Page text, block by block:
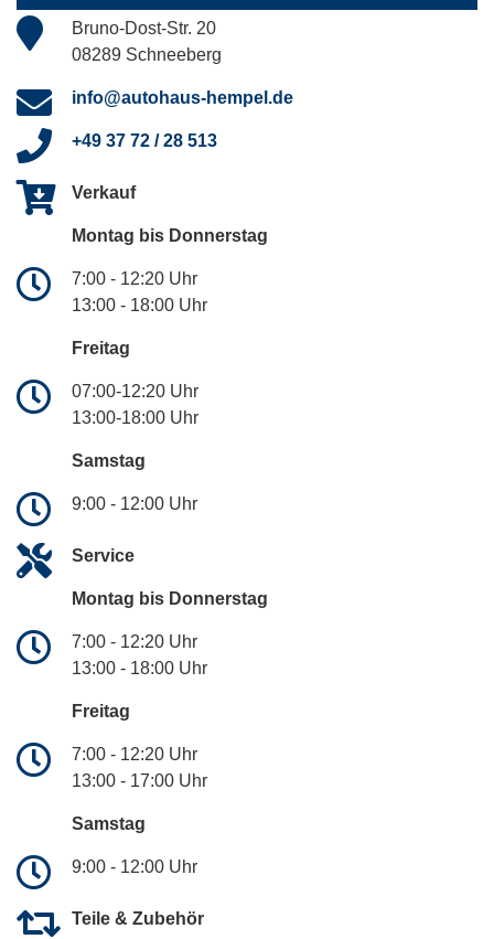
Bruno-Dost-Str. 20
08289 Schneeberg
info@autohaus-hempel.de
+49 37 72 / 28 513
Verkauf
Montag bis Donnerstag
7:00 - 12:20 Uhr
13:00 - 18:00 Uhr
Freitag
07:00-12:20 Uhr
13:00-18:00 Uhr
Samstag
9:00 - 12:00 Uhr
Service
Montag bis Donnerstag
7:00 - 12:20 Uhr
13:00 - 18:00 Uhr
Freitag
7:00 - 12:20 Uhr
13:00 - 17:00 Uhr
Samstag
9:00 - 12:00 Uhr
Teile & Zubehör